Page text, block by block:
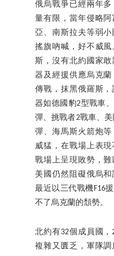
俄烏戰爭已經兩年
量有限，當年侵略
亞、南斯拉夫等弱
搖旗吶喊，好不威
斯，沒有北約國家
器及經援供應烏克
傳戰，抹黑俄羅斯
器如德國豹2型戰車
彈、挑戰者2戰車、
彈、海馬斯火箭炮
威猛，在戰場上表
戰場上呈現敗勢，難
美國仍然阻礙俄烏和
最近以三代戰機F16
不了烏克蘭的頹勢。
北約有32個成員國
複雜又匱乏，軍隊